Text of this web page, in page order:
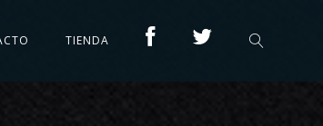
TIENDA